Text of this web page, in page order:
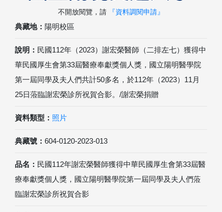
典藏地： 陽明校區
說明： 民國112年（2023）謝宏榮醫師（二排左七）獲得中
華民國厚生會第33屆醫療奉獻獎個人獎，國立陽明醫學院
第一屆同學及夫人們共計50多名，於112年（2023）11月
25日蒞臨謝宏榮診所祝賀合影。/謝宏榮捐贈
資料類型： 照片
典藏號： 604-0120-2023-013
品名： 民國112年謝宏榮醫師獲得中華民國厚生會第33屆醫
療奉獻獎個人獎，國立陽明醫學院第一屆同學及夫人們蒞
臨謝宏榮診所祝賀合影
不開放閱覽，請 『資料調閱申請』